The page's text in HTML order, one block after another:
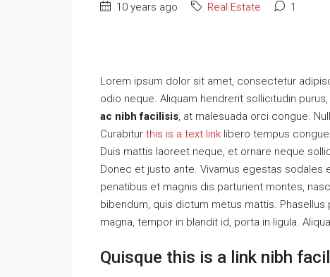
10 years ago Real Estate 1
Lorem ipsum dolor sit amet, consectetur
odio neque. Aliquam hendrerit sollicitudin
ac nibh facilisis, at malesuada orci congue.
Curabitur this is a text link libero tempus
Duis mattis laoreet neque, et ornare neque
Donec et justo ante. Vivamus egestas sodales
penatibus et magnis dis parturient montes,
bibendum, quis dictum metus mattis.
magna, tempor in blandit id, porta in ligula.
Quisque this is a link nibh